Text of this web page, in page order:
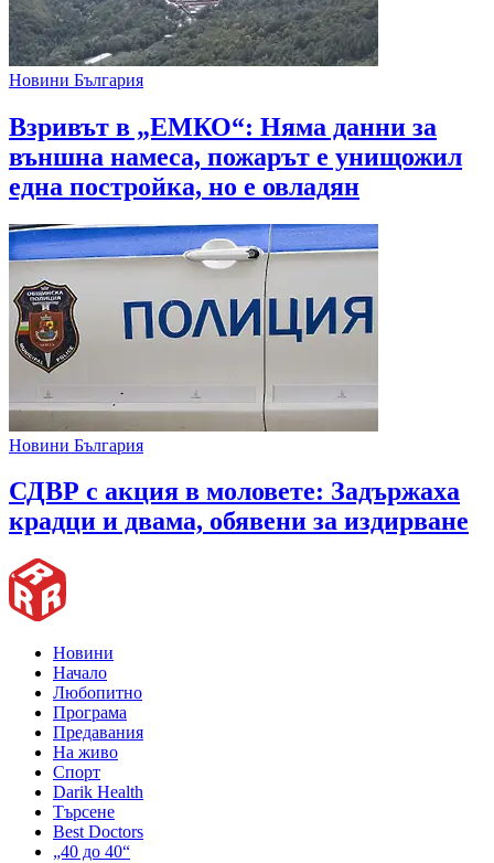
Новини България
Взривът в „ЕМКО“: Няма данни за
външна намеса, пожарът е унищожил
една постройка, но е овладян
Новини България
СДВР с акция в моловете: Задържаха
крадци и двама, обявени за издирване
Новини
Начало
Любопитно
Програма
Предавания
На живо
Спорт
Darik Health
Търсене
Best Doctors
„40 до 40“